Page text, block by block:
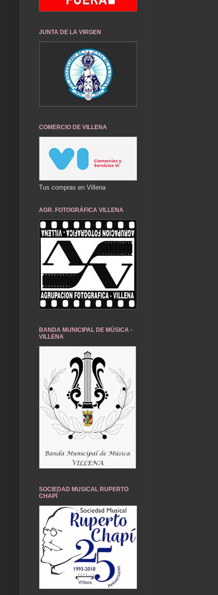
JUNTA DE LA VIRGEN
COMERCIO DE VILLENA
Tus compras en Villena
AGR. FOTOGRÁFICA VILLENA
BANDA MUNICIPAL DE MÚSICA -
VILLENA
SOCIEDAD MUSICAL RUPERTO
CHAPÍ